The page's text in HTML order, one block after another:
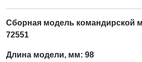
Сборная модель командирской
72551
Длина модели, мм: 98